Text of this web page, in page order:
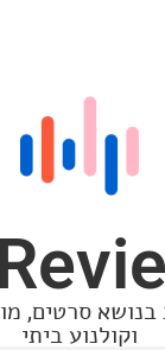
מוזיקה, ציוד